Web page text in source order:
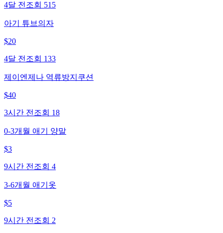
4달 전 조회 515
아기 튜브의자
$20
4달 전 조회 133
제이엔제나 역류방지쿠션
$40
3시간 전 조회 18
0-3개월 애기 양말
$3
9시간 전 조회 4
3-6개월 애기옷
$5
9시간 전 조회 2